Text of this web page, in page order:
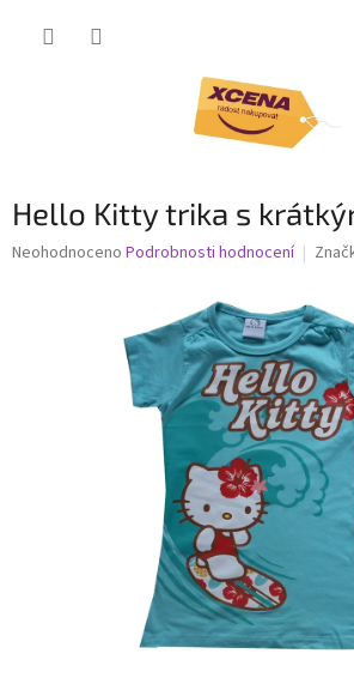
Hello Kitty trika s
Průměrné
Neohodnoceno Podrobnosti hodnocení